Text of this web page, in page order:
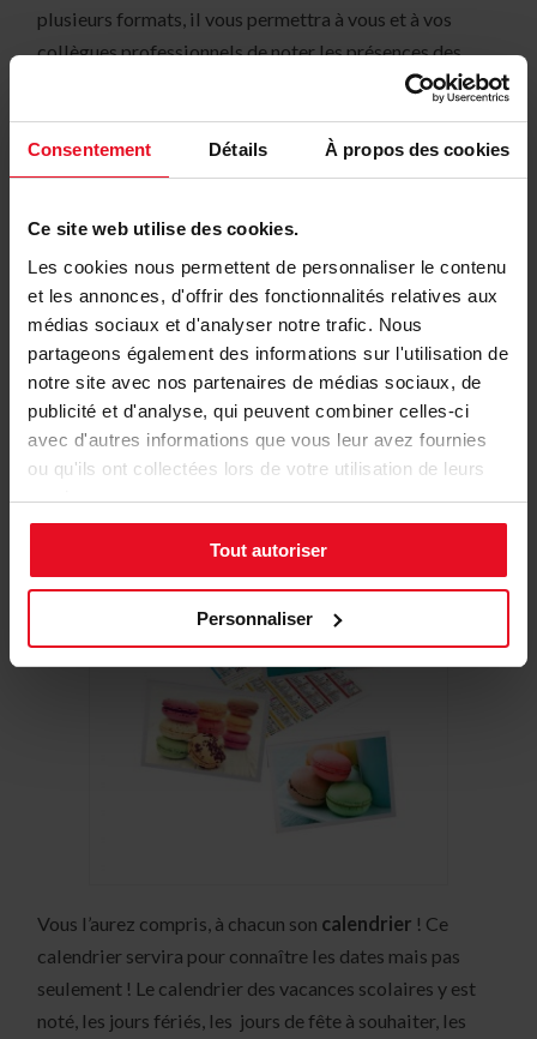
Consentement Détails À propos des cookies
Ce site web utilise des cookies.
Les cookies nous permettent de personnaliser le contenu
et les annonces, d'offrir des fonctionnalités relatives aux
médias sociaux et d'analyser notre trafic. Nous
partageons également des informations sur l'utilisation de
notre site avec nos partenaires de médias sociaux, de
publicité et d'analyse, qui peuvent combiner celles-ci
avec d'autres informations que vous leur avez fournies
ou qu'ils ont collectées lors de votre utilisation de leurs
services.
Tout autoriser
Personnaliser
plusieurs formats, il vous permettra à vous et à vos
collègues professionnels de noter les présences des
ouvriers, le planning des chantiers, les absences,
un commerce
Vous êtes fleuriste, coiffeur ou autres et vous êtes en
contact avec une clientèle fidèle. Je vous propose des
calendriers de poche. Ils sont petits, pratiques et le
plus, vous apposezvotre pub au dosde celui-ci. A
donner sans modération à votre clientèle avec vos
coordonnées visibles toute l’année pour les nouveaux
Vous l’aurez compris, à chacun son calendrier ! Ce
calendrier servira pour connaître les dates mais pas
seulement ! Le calendrier des vacances scolaires y est
noté, les jours fériés, les jours de fête à souhaiter, les